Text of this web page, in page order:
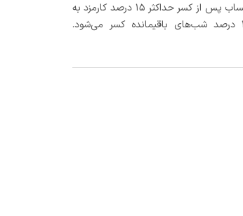
در صورتی که رزرو، حداقل 3 روز کامل قبل از تاریخ ورود لغو گردد؛ مبلغ صورتحساب پس از کسر حداکثر 15 درصد کارمزد به